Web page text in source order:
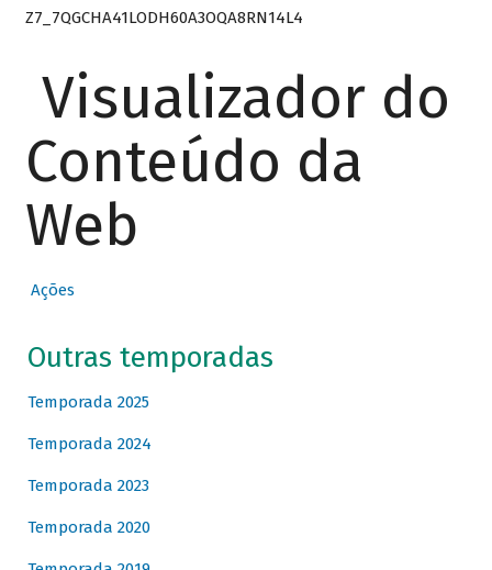
Z7_7QGCHA41LODH60A3OQA8RN14L4
Visualizador do
Conteúdo da
Web
Ações
Outras temporadas
Temporada 2025
Temporada 2024
Temporada 2023
Temporada 2020